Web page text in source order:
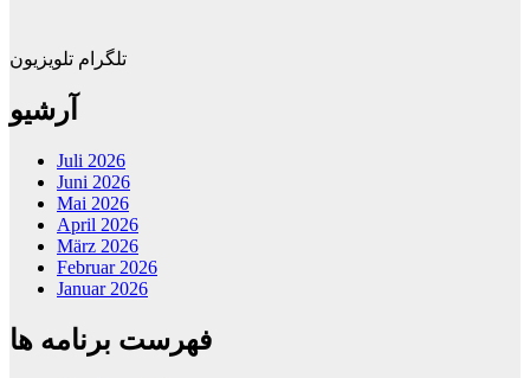
تلگرام تلویزیون
آرشیو
Juli 2026
Juni 2026
Mai 2026
April 2026
März 2026
Februar 2026
Januar 2026
فهرست برنامه ها